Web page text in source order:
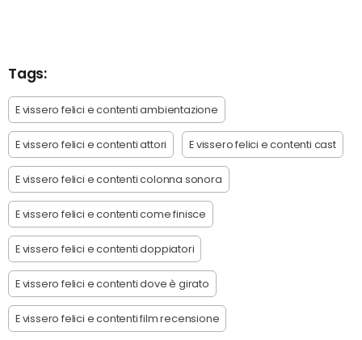
Tags:
E vissero felici e contenti ambientazione
E vissero felici e contenti attori E vissero felici e contenti cast
E vissero felici e contenti colonna sonora
E vissero felici e contenti come finisce
E vissero felici e contenti doppiatori
E vissero felici e contenti dove è girato
E vissero felici e contenti film recensione